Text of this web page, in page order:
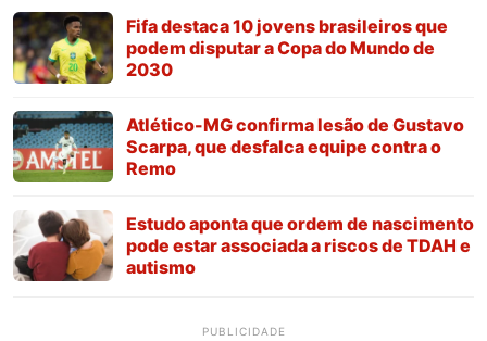
Fifa destaca 10 jovens brasileiros que
podem disputar a Copa do Mundo de
2030
Atlético-MG confirma lesão de Gustavo
Scarpa, que desfalca equipe contra o
Remo
Estudo aponta que ordem de nascimento
pode estar associada a riscos de TDAH e
autismo
PUBLICIDADE